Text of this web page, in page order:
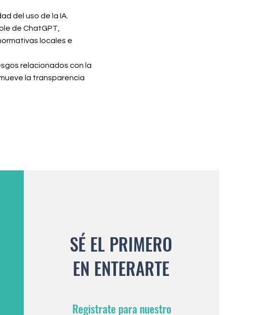
del uso de la IA.
de ChatGPT,
locales e
relacionados con la
la transparencia
SÉ EL PRIMERO
EN ENTERARTE
Registrate para nuestro